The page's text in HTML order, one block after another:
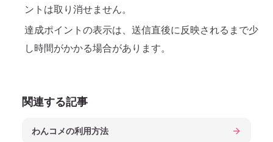
ントは取り消せません。
達成ポイントの表示は、送信直後に反映されるまで少
し時間がかかる場合があります。
関連する記事
わんコメの利用方法